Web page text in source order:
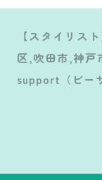
【スタイリス
区,吹田市,神
support（ビー